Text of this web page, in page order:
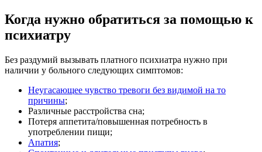
Когда нужно обратиться за помощью к
психиатру
Без раздумий вызывать платного психиатра нужно при
наличии у больного следующих симптомов:
Неугасающее чувство тревоги без видимой на то
причины;
Различные расстройства сна;
Потеря аппетита/повышенная потребность в
употреблении пищи;
Апатия;